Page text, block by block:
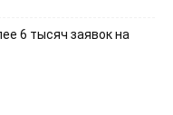
6 тысяч заявок на